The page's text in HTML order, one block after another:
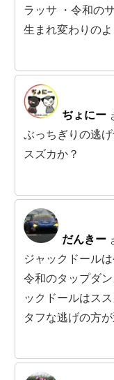
ラッサ ・令和の
生まれ変わりの
ぢょにー
ぶっちぎりの逃
スズカか？
だんきー
ジャックドール
令和のタップダ
ックドールはス
タフな逃げの方